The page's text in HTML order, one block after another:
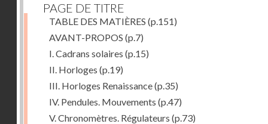
PAGE DE TITRE
TABLE DES MATIÈRES (p.151)
AVANT-PROPOS (p.7)
I. Cadrans solaires (p.15)
II. Horloges (p.19)
III. Horloges Renaissance(p.35)
IV. Pendules. Mouvements (p.47)
V. Chronomètres. Régulateurs (p.73)